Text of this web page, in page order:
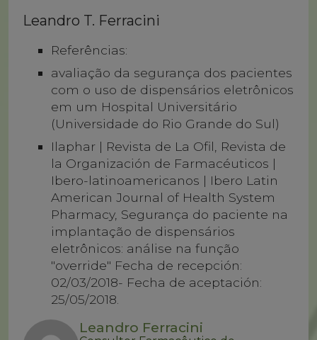
Leandro T. Ferracini
Referências:
avaliação da segurança dos pacientes
com o uso de dispensários eletrônicos
em um Hospital Universitário
(Universidade do Rio Grande do Sul)
Ilaphar | Revista de La Ofil, Revista de
la Organización de Farmacéuticos |
Ibero-latinoamericanos | Ibero Latin
American Journal of Health System
Pharmacy, Segurança do paciente na
implantação de dispensários
eletrônicos: análise na função
"override" Fecha de recepción:
02/03/2018- Fecha de aceptación:
25/05/2018.
Leandro Ferracini